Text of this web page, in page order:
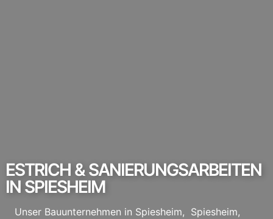
ESTRICH & SANIERUNGSARBEITEN
IN SPIESHEIM
Unser Bauunternehmen in Spiesheim, Spiesheim,